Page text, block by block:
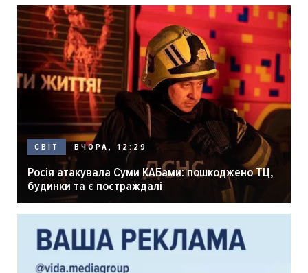
СВІТ ВЧОРА, 12:29
Росія атакувала Суми КАБами: пошкоджено ТЦ,
будинки та є постраждалі